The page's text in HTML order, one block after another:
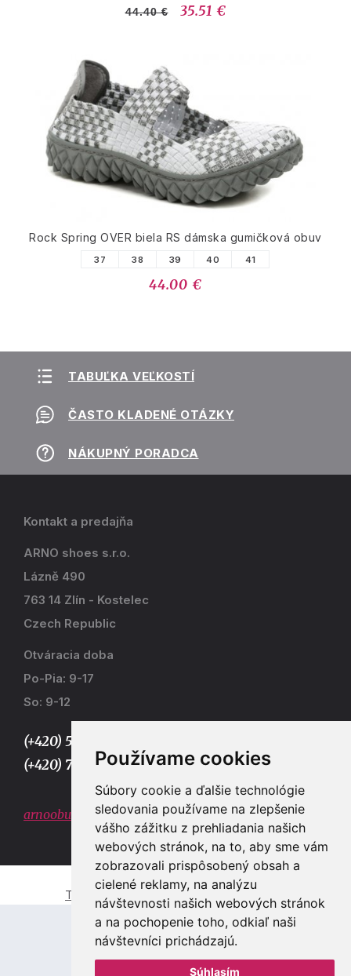
Používame cookies
Súbory cookie a ďalšie technológie
sledovania používame na zlepšenie
vášho zážitku z prehliadania našich
webových stránok, na to, aby sme vám
zobrazovali prispôsobený obsah a
cielené reklamy, na analýzu
návštevnosti našich webových stránok
a na pochopenie toho, odkiaľ naši
návštevníci prichádzajú.
Súhlasím
44.40 € 35.51 €
Rock Spring OVER biela RS dámska gumičková obuv
37 38 39 40 41
44.00 €
TABUĽKA VEĽKOSTÍ
ČASTO KLADENÉ OTÁZKY
NÁKUPNÝ PORADCA
Kontakt a predajňa
ARNO shoes s.r.o.
Lázně 490
763 14 Zlín - Kostelec
Czech Republic
Otváracia doba
Po-Pia: 9-17
So: 9-12
(+420) 577 915 036,
(+420) 773 667 390
arnoobuv@gmail.com
Tvorba e-shopů a webových stránek Zlín